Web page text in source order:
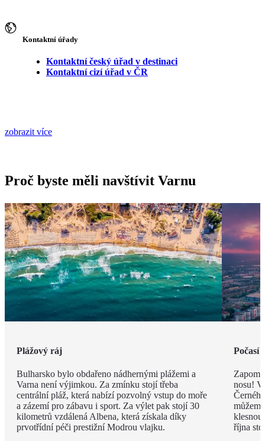
Kontaktní úřady
Kontaktní český úřad v destinaci
Kontaktní cizí úřad v ČR
zobrazit více
Proč byste měli navštívit Varnu
Plážový ráj
Bulharsko bylo obdařeno nádhernými plážemi a
Varna není výjimkou. Za zmínku stojí třeba
centrální pláž, která nabízí pozvolný vstup do moře
a zázemí pro zábavu i sport. Za výlet pak stojí 30
kilometrů vzdálená Albena, která získala díky
prvotřídní péči prestižní Modrou vlajku.
Počasí
nosu!
října